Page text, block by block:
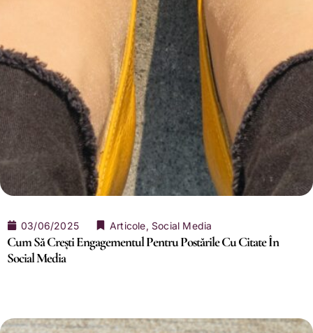
03/06/2025 Articole, Social Media
Cum Să Crești Engagementul Pentru Postările Cu Citate În
Social Media